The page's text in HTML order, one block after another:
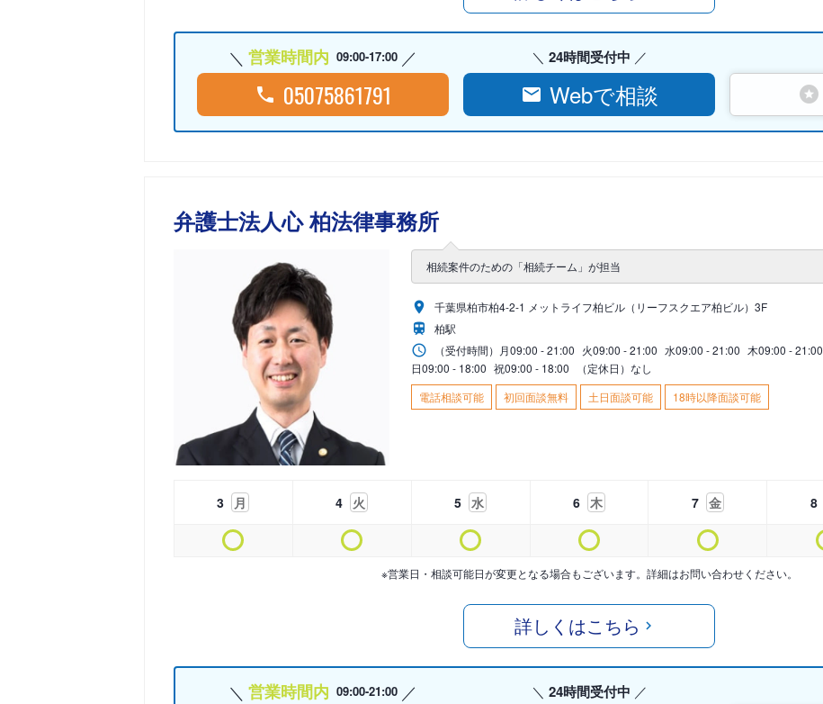
営業時間内 09:00-17:00
05075861791
24時間受付中
Webで相談
弁護士法人心 柏法律事務所
相続案件のための「相続チーム」が担当
千葉県柏市柏4-2-1 メットライフ柏ビル（リーフスクエア柏ビル）3F
柏駅
（受付時間） 月09:00 - 21:00 火09:00 - 21:00 水09:00 - 21:00 木09:00 - 21:00
日09:00 - 18:00 祝09:00 - 18:00
（定休日）なし
電話相談可能
初回面談無料 土日面談可能 18時以降面談可能
3 月 4 火 5 水 6 木 7 金 8
※営業日・相談可能日が変更となる場合もございます。詳細はお問い合わせください。
詳しくはこちら
営業時間内 09:00-21:00 24時間受付中